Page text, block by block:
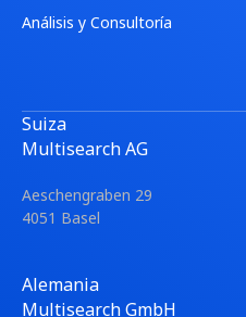
Suiza
Multisearch AG
Aeschengraben 29
4051 Basel
Alemania
Multisearch GmbH
Análisis y Consultoría